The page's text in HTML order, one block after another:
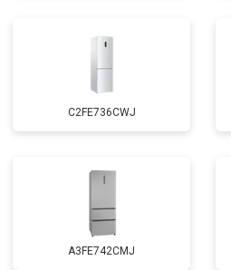
C2FE736CWJ
A3FE742CMJ